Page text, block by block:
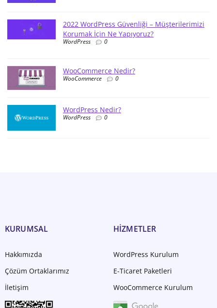
2022 WordPress Güvenliği – Müşterilerimizi
Korumak İçin Ne Yapıyoruz?
WordPress 0
WooCommerce Nedir?
WooCommerce 0
WordPress Nedir?
WordPress 0
KURUMSAL
Hakkımızda
Çözüm Ortaklarımız
İletişim
HİZMETLER
WordPress Kurulum
E-Ticaret Paketleri
WooCommerce Kurulum